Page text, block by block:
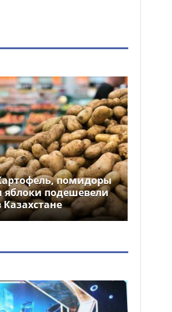
помидоры
яблоки подешевели
Казахстане